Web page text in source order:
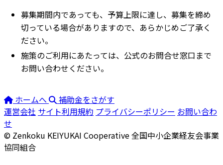
募集期間内であっても、予算上限に達し、募集を締め
切っている場合がありますので、あらかじめご了承く
ださい。
施策のご利用にあたっては、公式のお問合せ窓口まで
お問い合わせください。
ホームへ
補助金をさがす
運営会社 サイト利用規約 プライバシーポリシー お問い合わ
せ
© Zenkoku KEIYUKAI Cooperative全国中小企業経友会事業
協同組合